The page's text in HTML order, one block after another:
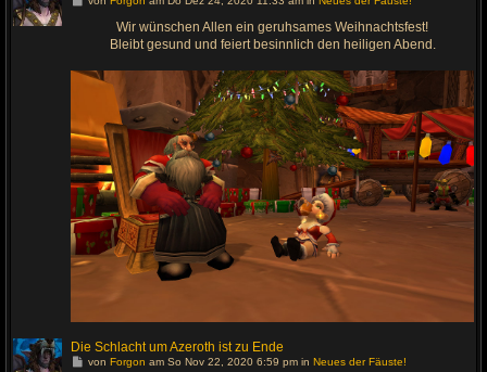
m
t
e
n
B
e
i
t
r
a
g
Wir wünschen Allen ein geruhsames Weihnachtsfest!
Bleibt gesund und feiert besinnlich den heiligen Abend.
Die Schlacht um Azeroth ist zu Ende
Gvon Forgon am So Nov 22, 2020 6:59 pm in Neues der Fäuste!